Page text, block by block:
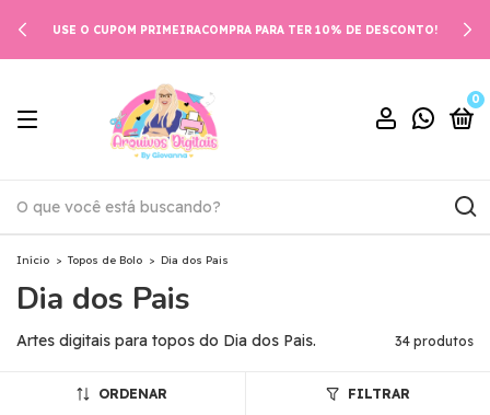
USE O CUPOM PRIMEIRACOMPRA PARA TER 10% DE DESCONTO!
0
Início > Topos de Bolo > Dia dos Pais
Dia dos Pais
Artes digitais para topos do Dia dos Pais. 34 produtos
ORDENAR FILTRAR